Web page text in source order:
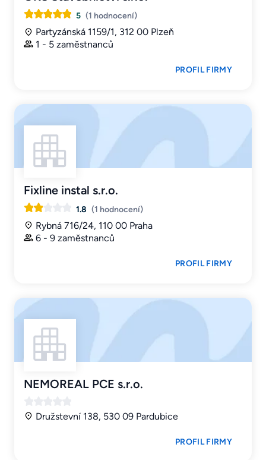
5 (1 hodnocení)
Partyzánská 1159/1, 312 00 Plzeň
1 - 5 zaměstnanců
PROFIL FIRMY
Fixline instal s.r.o.
1.8 (1 hodnocení)
Rybná 716/24, 110 00 Praha
6 - 9 zaměstnanců
PROFIL FIRMY
NEMOREAL PCE s.r.o.
Družstevní 138, 530 09 Pardubice
PROFIL FIRMY